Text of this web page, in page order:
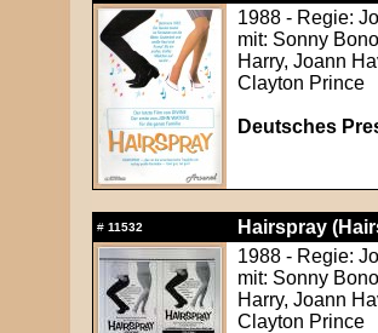
1988 - Regie:
mit: Sonny
Harry, Joann
Clayton Prince
Deutsches
# 11532
Hairspray
1988 - Regie:
mit: Sonny
Harry, Joann
Clayton Prince